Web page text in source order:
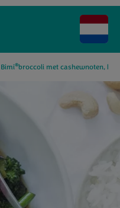
Bimi®broccoli met cashewnoten,